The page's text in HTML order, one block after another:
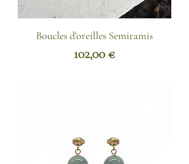
Boucles d'oreilles Semiramis
Prix
102,00 €